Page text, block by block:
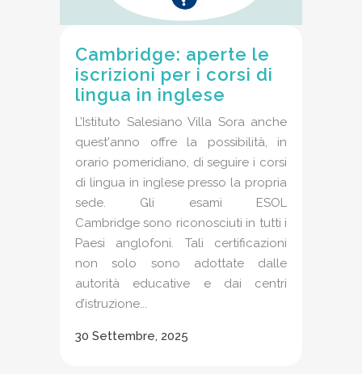
Cambridge: aperte le
iscrizioni per i corsi di
lingua in inglese
L’Istituto Salesiano Villa Sora anche
quest'anno offre la possibilità, in
orario pomeridiano, di seguire i corsi
di lingua in inglese presso la propria
sede. Gli esami ESOL
Cambridge sono riconosciuti in tutti i
Paesi anglofoni. Tali certificazioni
non solo sono adottate dalle
autorità educative e dai centri
d’istruzione...
30 Settembre, 2025